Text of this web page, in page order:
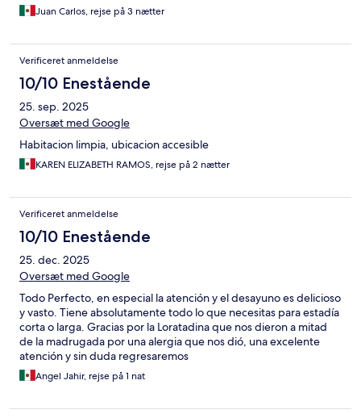
Juan Carlos, rejse på 3 nætter
Verificeret anmeldelse
10/10 Enestående
25. sep. 2025
Oversæt med Google
Habitacion limpia, ubicacion accesible
KAREN ELIZABETH RAMOS, rejse på 2 nætter
Verificeret anmeldelse
10/10 Enestående
25. dec. 2025
Oversæt med Google
Todo Perfecto, en especial la atención y el desayuno es delicioso
y vasto. Tiene absolutamente todo lo que necesitas para estadía
corta o larga. Gracias por la Loratadina que nos dieron a mitad
de la madrugada por una alergia que nos dió, una excelente
atención y sin duda regresaremos
Angel Jahir, rejse på 1 nat